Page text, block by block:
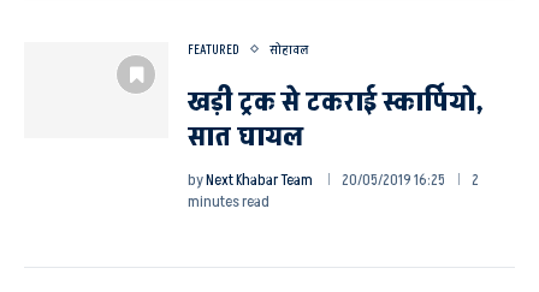
FEATURED सोहावल
खड़ी ट्रक से टकराई स्कार्पियो,
सात घायल
byNext Khabar Team 20/05/2019 16:25
2
minutes read